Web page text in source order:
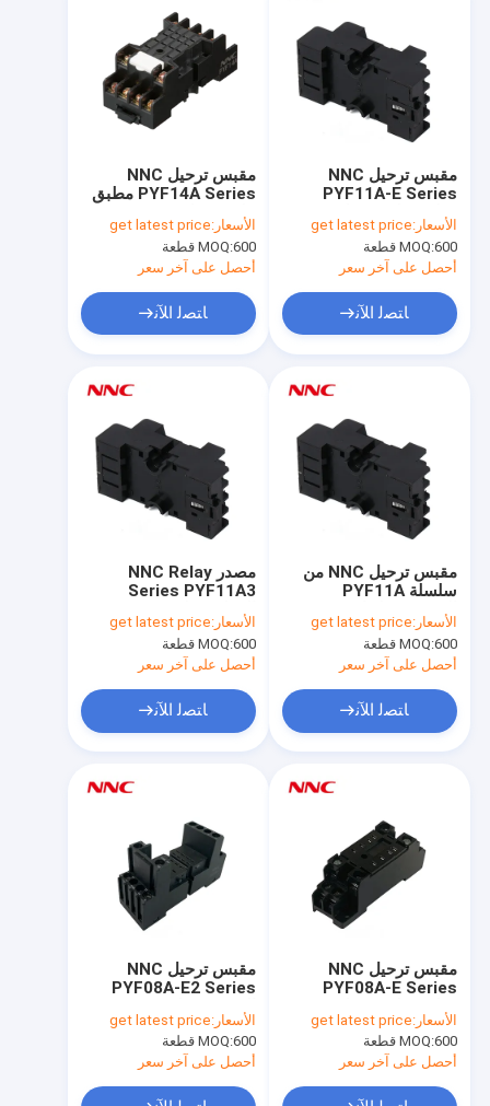
حول بنا
جولة في المعمل
أخبار
جميع القضايا
تتابع ثنائي الفينيل متعدد الكلور
ترحيل الحالة الصلبة
التقوية الكهرومغناطيسية
التبديل الجزئي
وحدات أشباه الموصلات للطاقة
مقبس ترحيل NNC
PYF14A Series مطبق
على مرحل
HHC68B/MY4/JQX-
18F/HH54P
الأسعار:get latest price
MOQ:600 قطعة
أحصل على آخر سعر
ﺎﺘﺼﻟ ﺍﻶﻧ
مقبس ترحيل NNC
PYF11A-E Series
مُطبق على مرحل
HHC68B/MY3/JQX-
18F/HH53P
الأسعار:get latest price
MOQ:600 قطعة
أحصل على آخر سعر
ﺎﺘﺼﻟ ﺍﻶﻧ
مصدر NNC Relay
Series PYF11A3
المطبق على
HHC68B/MY3/JQX-
18F/HH53P Relay
الأسعار:get latest price
MOQ:600 قطعة
أحصل على آخر سعر
ﺎﺘﺼﻟ ﺍﻶﻧ
مقبس ترحيل NNC من
سلسلة PYF11A
المستخدم لتتابع
HHC68B/MY3/JQX-
18F/HH53P
الأسعار:get latest price
MOQ:600 قطعة
أحصل على آخر سعر
ﺎﺘﺼﻟ ﺍﻶﻧ
مقبس ترحيل NNC
PYF08A-E2 Series
HHC68B/MY2/JQX-
18F/HH52P Relay
الأسعار:get latest price
MOQ:600 قطعة
أحصل على آخر سعر
مقبس ترحيل NNC
PYF08A-E Series
HHC68B/MY2/JQX-
18F/HH52P
الأسعار:get latest price
MOQ:600 قطعة
أحصل على آخر سعر